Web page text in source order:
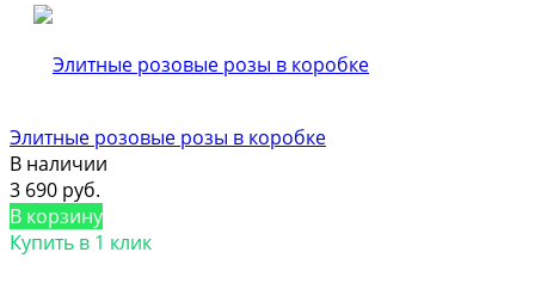
Элитные розовые розы в коробке
В наличии
3 690 руб.
В корзину
Купить в 1 клик